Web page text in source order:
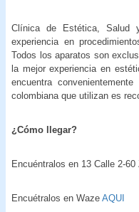
Clínica de Estética, Salud
experiencia en
Todos los aparatos son
la mejor experiencia en
encuentra
colombiana que utilizan es
¿Cómo llegar?
Encuéntralos en 13 Calle 2-
Encuétralos en Waze AQUI